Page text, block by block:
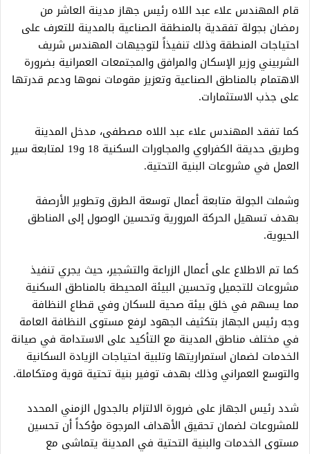
قام المهندس علاء عبد اللاه رئيس جهاز مدينة العاشر من
رمضان بجولة تفقدية بالمنطقة الصناعية بالمدينة للتعرف على
احتياجات المنطقة وذلك تنفيذاً لتوجيهات المهندس شريف
الشربيني وزير الإسكان والمرافق والمجتمعات العمرانية بضرورة
الاهتمام بالمناطق الصناعية وتعزيز مقومات نموها ودعم قدرتها
على جذب الاستثمارات.
كما تفقد المهندس علاء عبد اللاه مصطفى، مدخل المدينة
وطريق حديقة الكفراوي والمجاورات السكنية 18 و19 لمتابعة سير
العمل في مشروعات البنية التحتية.
وشملت الجولة متابعة أعمال توسعة الطرق وتطوير الأرصفة
بهدف تسهيل الحركة المرورية وتحسين الوصول إلى المناطق
الحيوية.
كما تم الاطلاع على أعمال الزراعة والتشجير، حيث يجري تنفيذ
مشروعات للتجميل وتحسين البيئة المحيطة بالمناطق السكنية
مما يسهم في خلق بيئة صحية للسكان وفي قطاع النظافة
وجه رئيس الجهاز بتكثيف الجهود لرفع مستوى النظافة العامة
في مختلف مناطق المدينة مع التأكيد على الاستدامة في صيانة
الخدمات لضمان استمراريتها وتلبية احتياجات الزيادة السكانية
والتوسع العمراني وذلك بهدف توفير بنية تحتية قوية ومتكاملة.
شدد رئيس الجهاز على ضرورة الالتزام بالجدول الزمني المحدد
للمشروعات لضمان تحقيق الأهداف المرجوة مؤكداً أن تحسين
مستوى الخدمات والبنية التحتية في المدينة يتماشى مع